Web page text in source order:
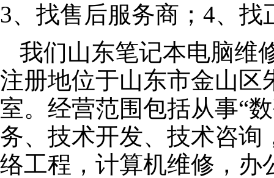
3、找售后服务商；4、找
我们山东笔记本电脑维
注册地位于山东市金山区
室。经营范围包括从事“
务、技术开发、技术咨询
络工程，计算机维修，办